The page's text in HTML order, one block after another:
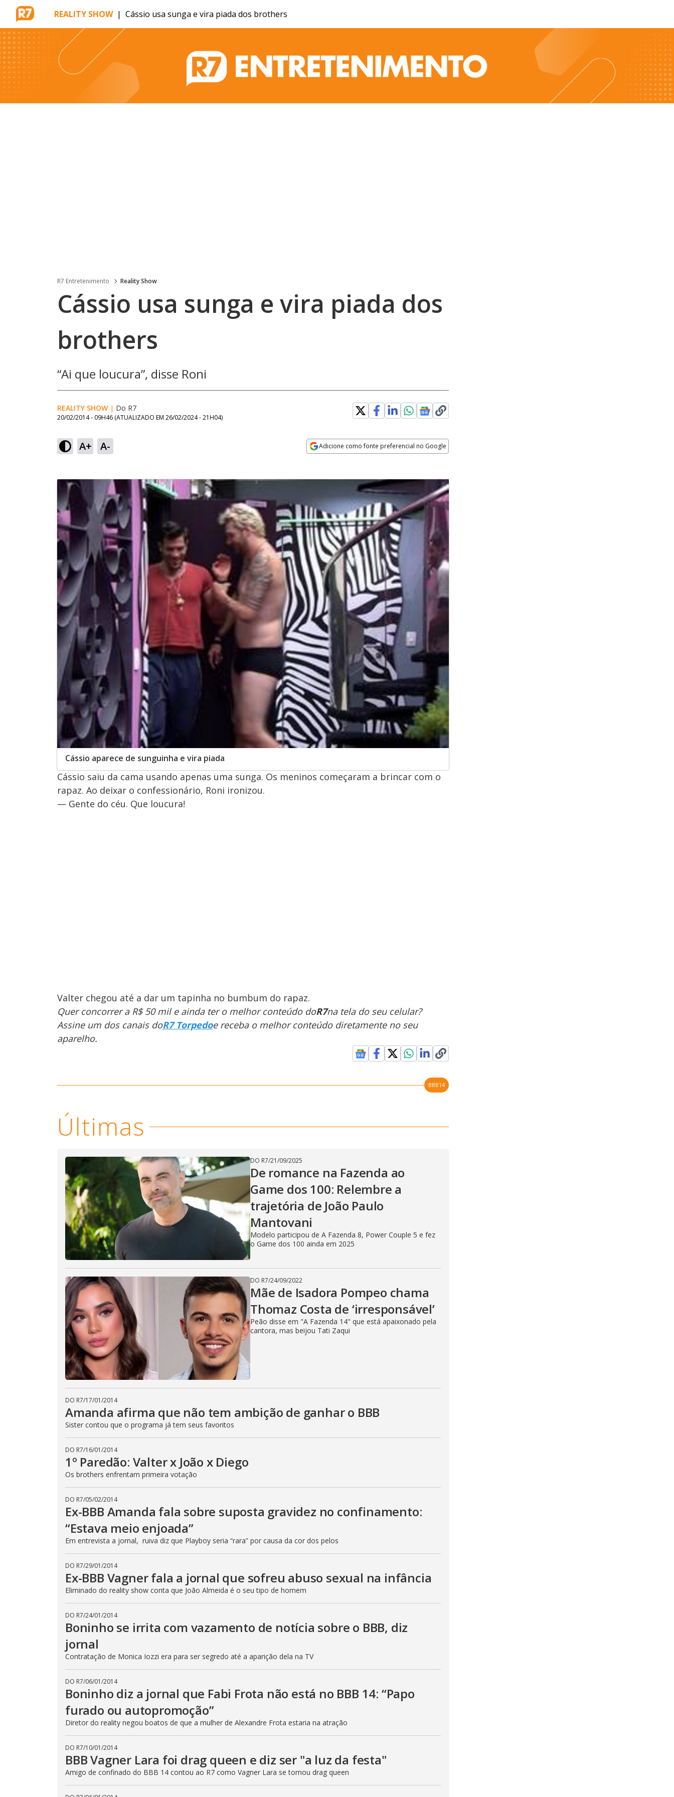
MENU BRASÍLIA ENTRETÊ ESPORTES JR 24H RECORD
REALITY SHOW | Cássio usa sunga e vira piada dos brothers
R7 Entretenimento Reality Show
Cássio usa sunga e vira piada dos
brothers
“Ai que loucura”, disse Roni
REALITY SHOW | Do R7
20/02/2014 - 09H46 (ATUALIZADO EM 26/02/2024 - 21H04)
A+ A- Adicione como fonte preferencial no Google
Cássio aparece de sunguinha e vira piada
Cássio saiu da cama usando apenas uma sunga. Os meninos começaram a brincar com o
rapaz. Ao deixar o confessionário, Roni ironizou.
— Gente do céu. Que loucura!
Valter chegou até a dar um tapinha no bumbum do rapaz.
Quer concorrer a R$ 50 mil e ainda ter o melhor conteúdo doR7na tela do seu celular?
Assine um dos canais doR7 Torpedoe receba o melhor conteúdo diretamente no seu
aparelho.
BBB14
Últimas
DO R7/21/09/2025
De romance na Fazenda ao
Game dos 100: Relembre a
trajetória de João Paulo
Mantovani
Modelo participou de A Fazenda 8, Power Couple 5 e fez
o Game dos 100 ainda em 2025
DO R7/24/09/2022
Mãe de Isadora Pompeo chama
Thomaz Costa de ‘irresponsável’
Peão disse em "A Fazenda 14" que está apaixonado pela
cantora, mas beijou Tati Zaqui
DO R7/17/01/2014
Amanda afirma que não tem ambição de ganhar o BBB
Sister contou que o programa já tem seus favoritos
DO R7/16/01/2014
1º Paredão: Valter x João x Diego
Os brothers enfrentam primeira votação
DO R7/05/02/2014
Ex-BBB Amanda fala sobre suposta gravidez no confinamento:
“Estava meio enjoada”
Em entrevista a jornal, ruiva diz que Playboy seria “rara” por causa da cor dos pelos
DO R7/29/01/2014
Ex-BBB Vagner fala a jornal que sofreu abuso sexual na infância
Eliminado do reality show conta que João Almeida é o seu tipo de homem
DO R7/24/01/2014
Boninho se irrita com vazamento de notícia sobre o BBB, diz
jornal
Contratação de Monica Iozzi era para ser segredo até a aparição dela na TV
DO R7/06/01/2014
Boninho diz a jornal que Fabi Frota não está no BBB 14: “Papo
furado ou autopromoção”
Diretor do reality negou boatos de que a mulher de Alexandre Frota estaria na atração
DO R7/10/01/2014
BBB Vagner Lara foi drag queen e diz ser "a luz da festa"
Amigo de confinado do BBB 14 contou ao R7 como Vagner Lara se tornou drag queen